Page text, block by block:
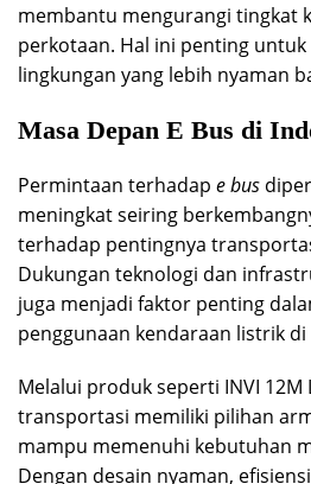
membantu mengurangi tingkat
perkotaan. Hal ini penting
lingkungan yang lebih nyaman
Masa Depan E Bus di
Permintaan terhadap e bus
meningkat seiring
terhadap pentingnya
Dukungan teknologi dan
juga menjadi faktor penting
penggunaan kendaraan listrik di
Melalui produk seperti INVI 12M
transportasi memiliki pilihan
mampu memenuhi kebutuhan
Dengan desain nyaman,